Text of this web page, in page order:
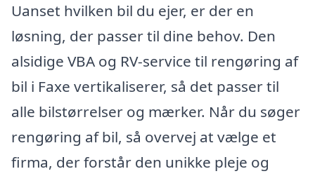
Uanset hvilken bil du ejer, er der en
løsning, der passer til dine behov. Den
alsidige VBA og RV-service til rengøring af
bil i Faxe vertikaliserer, så det passer til
alle bilstørrelser og mærker. Når du søger
rengøring af bil, så overvej at vælge et
firma, der forstår den unikke pleje og